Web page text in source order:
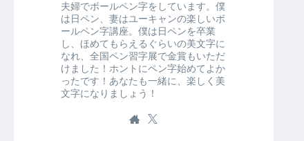
夫婦でボールペン字をしています。僕
は日ペン、妻はユーキャンの楽しいボ
ールペン字講座。僕は日ペンを卒業
し、ほめてもらえるぐらいの美文字に
なれ、全国ペン習字展で金賞もいただ
けました！ホントにペン字始めてよか
ったです！あなたも一緒に、楽しく美
文字になりましょう！